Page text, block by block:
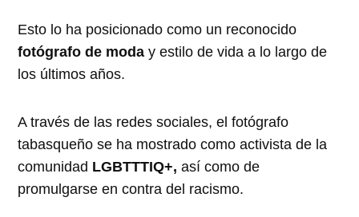
Esto lo ha posicionado como un reconocido
fotógrafo de moda y estilo de vida a lo largo de
los últimos años.
A través de las redes sociales, el fotógrafo
tabasqueño se ha mostrado como activista de la
comunidad LGBTTTIQ+, así como de
promulgarse en contra del racismo.